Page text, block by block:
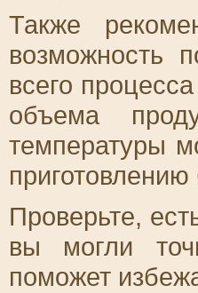
Также
возможность
всего
объема
температуры
Проверьте,
вы могли
поможет